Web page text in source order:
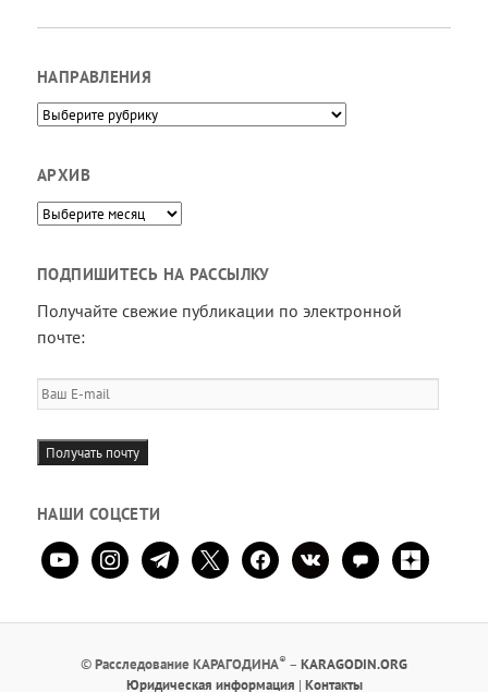
НАПРАВЛЕНИЯ
Направления
АРХИВ
Архив
ПОДПИШИТЕСЬ НА РАССЫЛКУ
Получайте свежие публикации по электронной
почте:
Ваш
E-
mail
Получать почту
НАШИ СОЦСЕТИ
youtubeinstagramtelegram
x facebookvkontaktecomment
zen-
yandex
©Расследование КАРАГОДИНА® – KARAGODIN.ORG
Юридическая информация | Контакты